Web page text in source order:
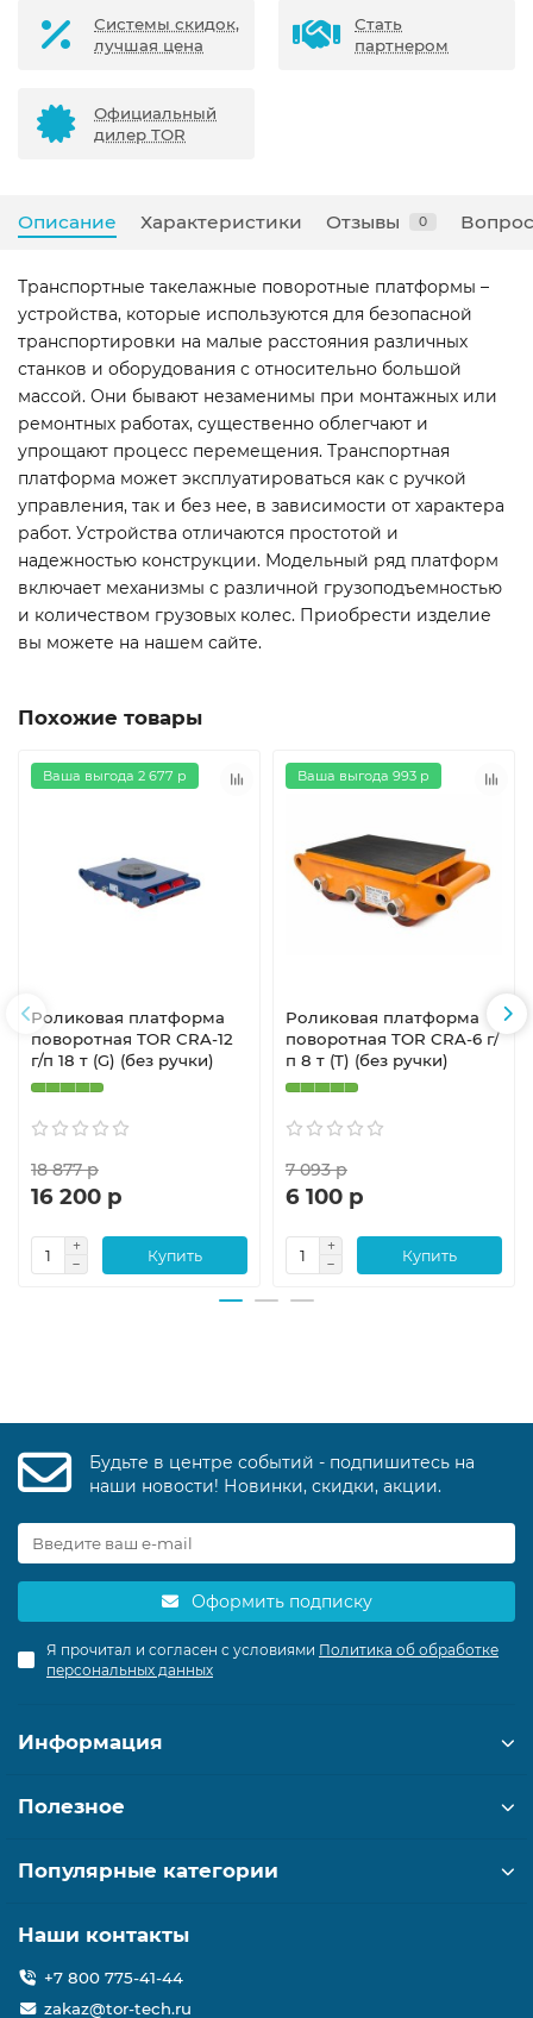
Системы скидок,
лучшая цена
Стать
партнером
Официальный
дилер TOR
Описание Характеристики Отзывы 0
Транспортные такелажные поворотные платформы –
устройства, которые используются для безопасной
транспортировки на малые расстояния различных
станков и оборудования с относительно большой
массой. Они бывают незаменимы при монтажных или
ремонтных работах, существенно облегчают и
упрощают процесс перемещения. Транспортная
платформа может эксплуатироваться как с ручкой
управления, так и без нее, в зависимости от характера
работ. Устройства отличаются простотой и
надежностью конструкции. Модельный ряд платформ
включает механизмы с различной грузоподъемностью
и количеством грузовых колес. Приобрести изделие
вы можете на нашем сайте.
Похожие товары
Ваша выгода 2 677 р
Роликовая платформа
поворотная TOR CRA-12
г/п 18 т (G) (без ручки)
18 877 р
16 200 р
Купить
Ваша выгода 993 р
Роликовая платформа
поворотная TOR CRA-6 г/
п 8 т (T) (без ручки)
7 093 р
6 100 р
Купить
Будьте в центре событий - подпишитесь на
наши новости! Новинки, скидки, акции.
Оформить подписку
Я прочитал и согласен с условиями Политика об обработке
персональных данных
Информация
Полезное
Популярные категории
Наши контакты
+7 800 775-41-44
zakaz@tor-tech.ru